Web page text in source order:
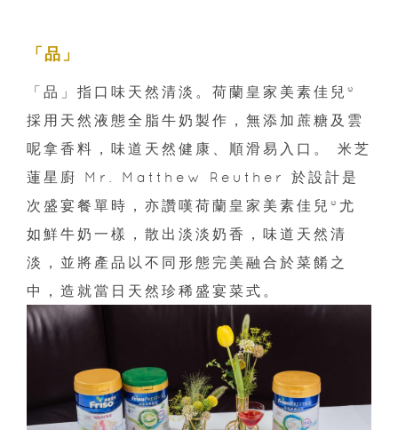
「品」
「品」指口味天然清淡。荷蘭皇家美素佳兒®
採用天然液態全脂⽜奶製作，無添加蔗糖及雲
呢拿香料，味道天然健康、順滑易入口。 米芝
蓮星廚 Mr. Matthew Reuther 於設計是
次盛宴餐單時，亦讚嘆荷蘭皇家美素佳兒®尤
如鮮牛奶一樣，散出淡淡奶香，味道天然清
淡，並將產品以不同形態完美融合於菜餚之
中，造就當日天然珍稀盛宴菜式。